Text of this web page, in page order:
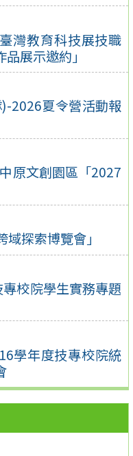
灣教育科技展技職
展示邀約」
2026夏令營活動報
原文創園區「2027
探索博覽會」
校院學生實務專題
學年度技專校院統